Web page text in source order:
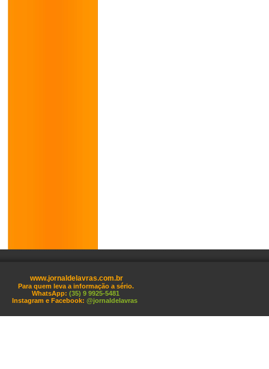
www.jornaldelavras.com.br
Para quem leva a informação a sério.
WhatsApp: (35) 9 9925-5481
Instagram e Facebook: @jornaldelavras